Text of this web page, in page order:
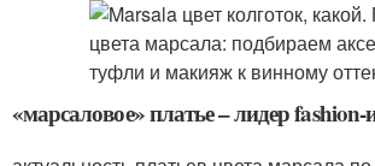
«марсаловое» платье – лидер fashion-